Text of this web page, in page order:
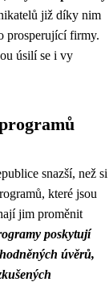
již díky nim
prosperující firmy.
úsilí se i vy
snazší, než si
které jsou
jim proměnit
poskytují
úvěrů,